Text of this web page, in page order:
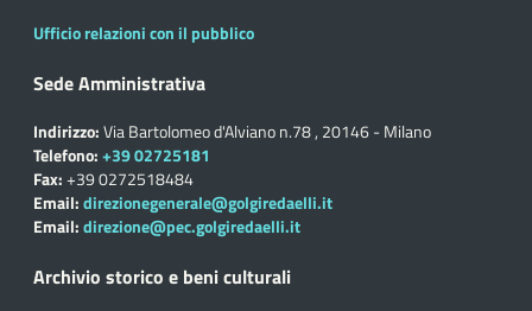
Ufficio relazioni con il pubblico
Sede Amministrativa
Indirizzo:Via Bartolomeo d'Alviano n.78 , 20146 - Milano
Telefono:+39 02725181
Fax:+39 0272518484
Email:direzionegenerale@golgiredaelli.it
Email:direzione@pec.golgiredaelli.it
Archivio storico e beni culturali